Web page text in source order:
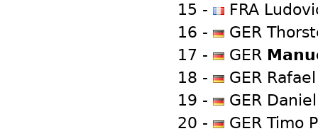
15 -
FRA
16 -
GER
17 -
GER
18 -
GER
19 -
GER
20 -
GER Timo